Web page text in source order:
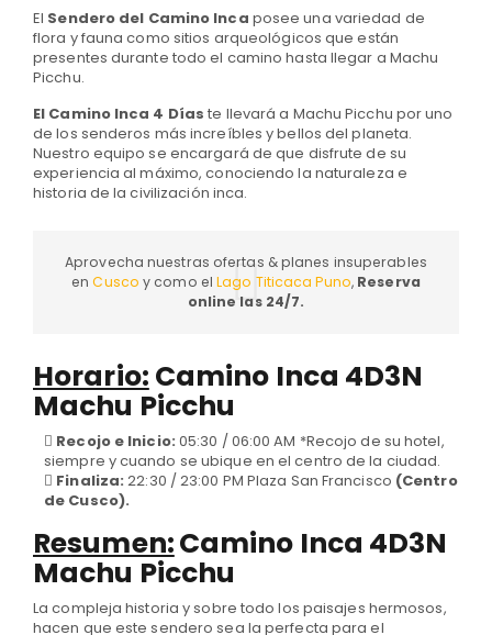
El Sendero del Camino Inca posee una variedad de
flora y fauna como sitios arqueológicos que están
presentes durante todo el camino hasta llegar a Machu
Picchu.
El Camino Inca 4 Díaste llevará a Machu Picchu por uno
de los senderos más increíbles y bellos del planeta.
Nuestro equipo se encargará de que disfrute de su
experiencia al máximo, conociendo la naturaleza e
historia de la civilización inca.
Aprovecha nuestras ofertas & planes insuperables
enCuscoy como elLago Titicaca Puno, Reserva
online las 24/7.
Horario: Camino Inca 4D3N
Machu Picchu
Recojo e Inicio: 05:30 / 06:00 AM *Recojo de su hotel,
siempre y cuando se ubique en el centro de la ciudad.
Finaliza: 22:30 / 23:00 PM Plaza San Francisco (Centro
de Cusco).
Resumen:Camino Inca 4D3N
Machu Picchu
La compleja historia y sobre todo los paisajes hermosos,
hacen que este sendero sea la perfecta para el